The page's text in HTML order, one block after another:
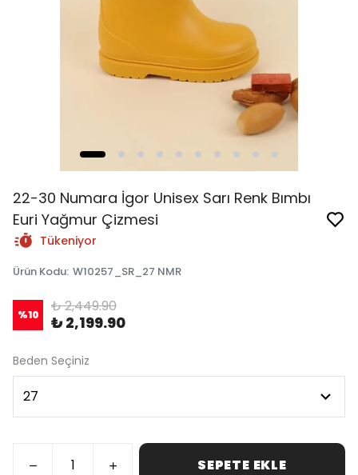
22-30 Numara İgor Unisex Sarı Renk Bımbı
Euri Yağmur Çizmesi
Tükeniyor
Ürün Kodu: W10257_SR_27 NMR
%10 ₺ 2,449.90
₺ 2,199.90
Beden Seçiniz
SEPETE EKLE